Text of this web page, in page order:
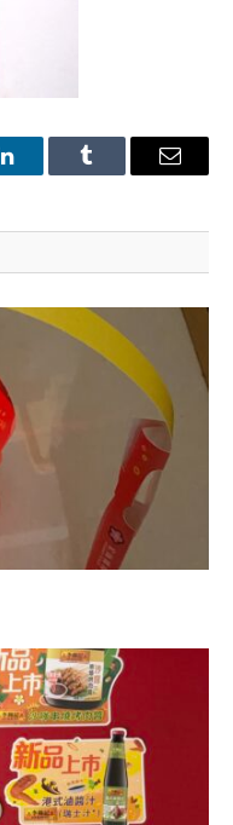
LinkedInTumblr Email